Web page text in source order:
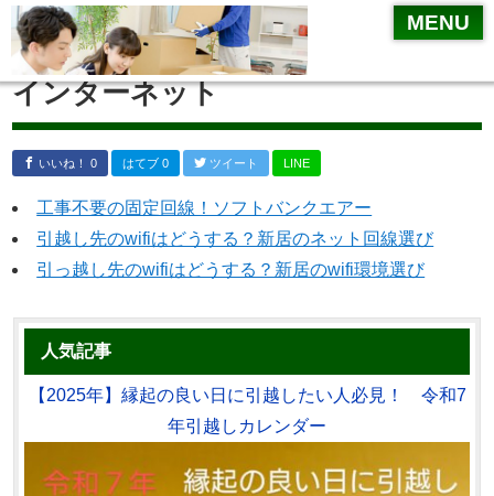
MENU
インターネット
いいね！ 0 はてブ 0 ツイート LINE
工事不要の固定回線！ソフトバンクエアー
引越し先のwifiはどうする？新居のネット回線選び
引っ越し先のwifiはどうする？新居のwifi環境選び
人気記事
【2025年】縁起の良い日に引越したい人必見！ 令和7
年引越しカレンダー